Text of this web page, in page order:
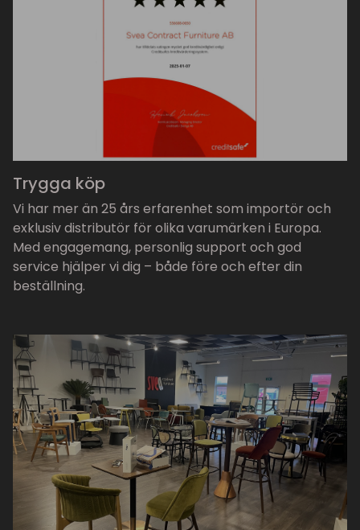
Trygga köp
Vi har mer än 25 års erfarenhet som importör och
exklusiv distributör för olika varumärken i Europa.
Med engagemang, personlig support och god
service hjälper vi dig – både före och efter din
beställning.